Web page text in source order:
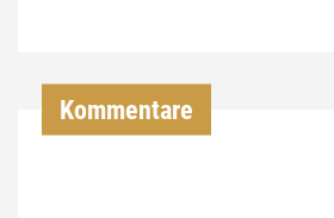
Kommentare